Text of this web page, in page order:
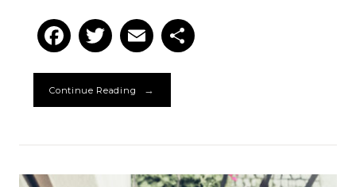
Facebook
Twitter
Email
Continue Reading →